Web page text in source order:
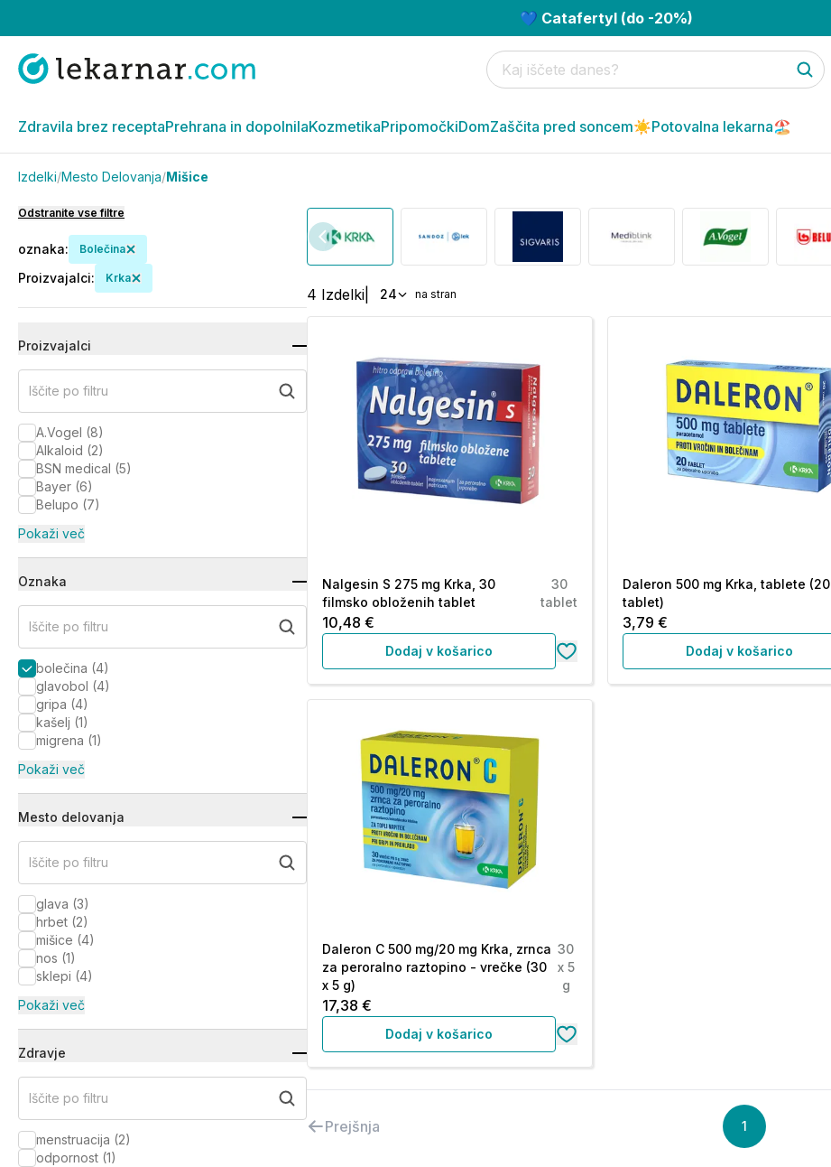
💙 Catafertyl (do -20%)
Zdravila brez receptaPrehrana in dopolnilaKozmetikaPripomočkiDomZaščita pred soncem☀️Potovalna lekarna🏖️
Izdelki/Mesto Delovanja/Mišice
Odstranite vse filtre
oznaka: Bolečina
Proizvajalci: Krka
Proizvajalci
Iščite po filtru
A.Vogel (8)
Alkaloid (2)
BSN medical (5)
Bayer (6)
Belupo (7)
Pokaži več
Oznaka
Iščite po filtru
bolečina (4)
glavobol (4)
gripa (4)
kašelj (1)
migrena (1)
Pokaži več
Mesto delovanja
Iščite po filtru
glava (3)
hrbet (2)
mišice (4)
nos (1)
sklepi (4)
Pokaži več
Zdravje
Iščite po filtru
menstruacija (2)
odpornost (1)
4 Izdelki 24 na stran
Nalgesin S 275 mg Krka, 30
filmsko obloženih tablet
30
tablet
10,48 €
Dodaj v košarico
Daleron 500 mg Krka, tablete (20
tablet)
3,79 €
Dodaj v košarico
Daleron C 500 mg/20 mg Krka, zrnca
za peroralno raztopino - vrečke (30
x 5 g)
30
x 5
g
17,38 €
Dodaj v košarico
Prejšnja 1